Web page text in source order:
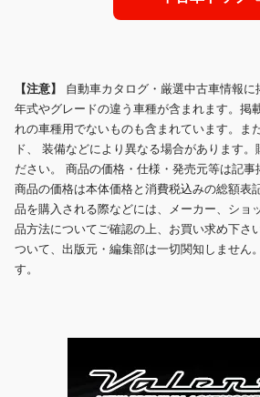
【注意】 自動車カタログ・厳選中古車情報に
年式やグレードの違う車種が含まれます。掲
れの車種用でないものも含まれています。ま
ド、 装備などにより異なる場合があります。
ださい。 商品の価格・仕様・発売元等は記事
商品の価格は本体価格と消費税込みの総額表
品を購入される際などには、メーカー、ショ
品方法についてご確認の上、お買い求め下さ
ついて、出版元・編集部は一切関知しません
す。